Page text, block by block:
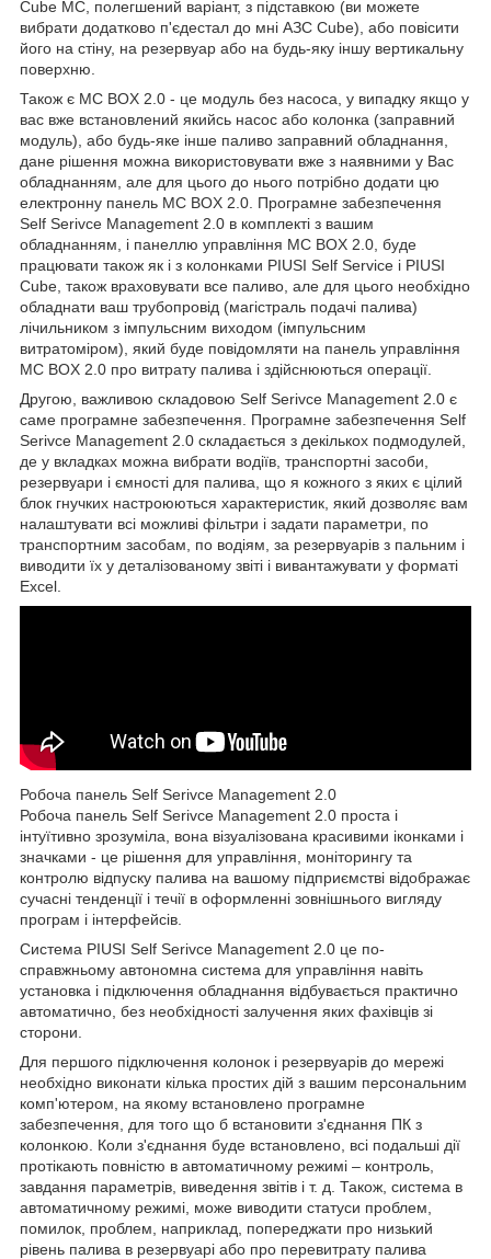
Cube MC, полегшений варіант, з підставкою (ви можете
вибрати додатково п'єдестал до мні АЗС Cube), або повісити
його на стіну, на резервуар або на будь-яку іншу вертикальну
поверхню.
Також є MC BOX 2.0 - це модуль без насоса, у випадку якщо у
вас вже встановлений якийсь насос або колонка (заправний
модуль), або будь-яке інше паливо заправний обладнання,
дане рішення можна використовувати вже з наявними у Вас
обладнанням, але для цього до нього потрібно додати цю
електронну панель MC BOX 2.0. Програмне забезпечення
Self Serivce Management 2.0 в комплекті з вашим
обладнанням, і панеллю управління MC BOX 2.0, буде
працювати також як і з колонками PIUSI Self Service і PIUSI
Cube, також враховувати все паливо, але для цього необхідно
обладнати ваш трубопровід (магістраль подачі палива)
лічильником з імпульсним виходом (імпульсним
витратоміром), який буде повідомляти на панель управління
MC BOX 2.0 про витрату палива і здійснюються операції.
Другою, важливою складовою Self Serivce Management 2.0 є
саме програмне забезпечення. Програмне забезпечення Self
Serivce Management 2.0 складається з декількох подмодулей,
де у вкладках можна вибрати водіїв, транспортні засоби,
резервуари і ємності для палива, що я кожного з яких є цілий
блок гнучких настроюються характеристик, який дозволяє вам
налаштувати всі можливі фільтри і задати параметри, по
транспортним засобам, по водіям, за резервуарів з пальним і
виводити їх у деталізованому звіті і вивантажувати у форматі
Excel.
Робоча панель Self Serivce Management 2.0
Робоча панель Self Serivce Management 2.0 проста і
інтуїтивно зрозуміла, вона візуалізована красивими іконками і
значками - це рішення для управління, моніторингу та
контролю відпуску палива на вашому підприємстві відображає
сучасні тенденції і течії в оформленні зовнішнього вигляду
програм і інтерфейсів.
Система PIUSI Self Serivce Management 2.0 це по-
справжньому автономна система для управління навіть
установка і підключення обладнання відбувається практично
автоматично, без необхідності залучення яких фахівців зі
сторони.
Для першого підключення колонок і резервуарів до мережі
необхідно виконати кілька простих дій з вашим персональним
комп'ютером, на якому встановлено програмне
забезпечення, для того що б встановити з'єднання ПК з
колонкою. Коли з'єднання буде встановлено, всі подальші дії
протікають повністю в автоматичному режимі – контроль,
завдання параметрів, виведення звітів і т. д. Також, система в
автоматичному режимі, може виводити статуси проблем,
помилок, проблем, наприклад, попереджати про низький
рівень палива в резервуарі або про перевитрату палива